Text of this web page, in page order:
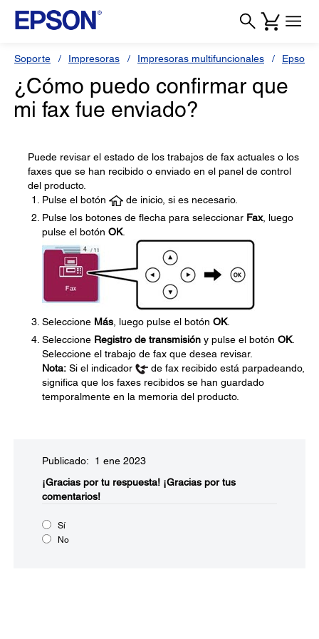
Soporte Impresoras Impresoras multifuncionales Epson L
¿Cómo puedo confirmar que
mi fax fue enviado?
Puede revisar el estado de los trabajos de fax actuales o los
faxes que se han recibido o enviado en el panel de control
del producto.
Pulse el botón
de inicio, si es necesario.
Pulse los botones de flecha para seleccionar Fax, luego
pulse el botón OK.
Seleccione Más , luego pulse el botón OK.
Seleccione Registro de transmisión y pulse el botón OK.
Seleccione el trabajo de fax que desea revisar.
Nota: Si el indicador
de fax recibido está parpadeando,
significa que los faxes recibidos se han guardado
temporalmente en la memoria del producto.
Publicado: 1 ene 2023
¡Gracias por tu respuesta! ¡Gracias por tus
comentarios!
Sí
No